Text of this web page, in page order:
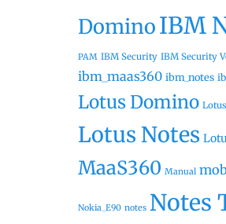
DominoIBM
PAM IBM Security IBM Security
ibm_maas360 ibm_notes
Lotus Domino
Lotus Notes
MaaS360 Manual
Nokia_E90 notes Notes